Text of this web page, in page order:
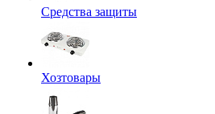
Средства защиты
Хозтовары